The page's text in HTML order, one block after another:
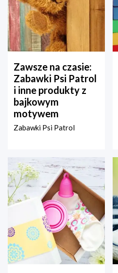
Zawsze na czasie:
Zabawki Psi Patrol
i inne produkty z
bajkowym
motywem
Zabawki Psi Patrol